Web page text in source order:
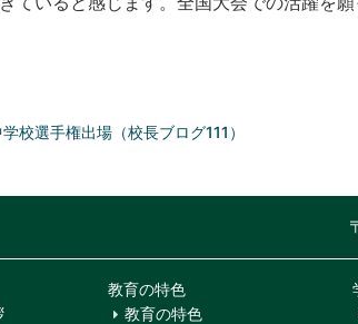
校選手権出場（校長ブログ111）
教育の特色
教育の特色